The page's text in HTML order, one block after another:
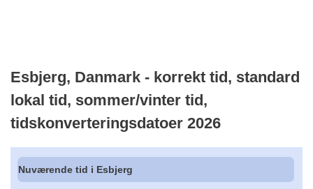
Esbjerg, Danmark - korrekt tid, standard
lokal tid, sommer/vinter tid,
tidskonverteringsdatoer 2026
Nuværende tid i Esbjerg